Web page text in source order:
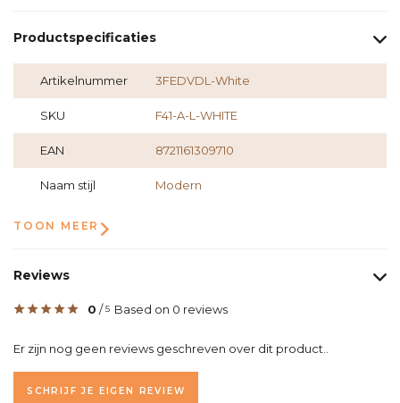
Productspecificaties
Artikelnummer 3FEDVDL-White
SKU F41-A-L-WHITE
EAN 8721161309710
Naam stijl Modern
TOON MEER
Reviews
0 /5 Based on 0 reviews
Er zijn nog geen reviews geschreven over dit product..
SCHRIJF JE EIGEN REVIEW